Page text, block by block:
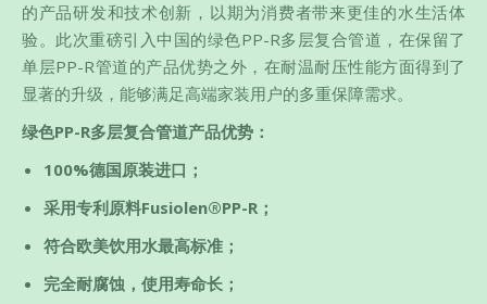
的产品研发和技术创新，以期为消费者带来更佳的水生活体
验。此次重磅引入中国的绿色PP-R多层复合管道，在保留了
单层PP-R管道的产品优势之外，在耐温耐压性能方面得到了
显著的升级，能够满足高端家装用户的多重保障需求。
绿色PP-R多层复合管道产品优势：
100%德国原装进口；
采用专利原料Fusiolen®PP-R；
符合欧美饮用水最高标准；
完全耐腐蚀，使用寿命长；